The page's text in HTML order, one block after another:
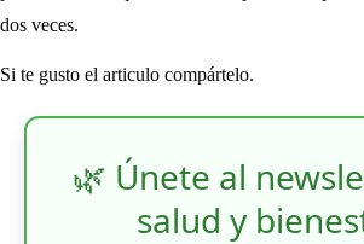
dos veces.
Si te gusto el articulo compártelo.
🌿 Únete al
salud y